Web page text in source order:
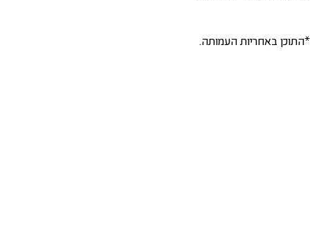
*התוכן באחריות העמותה.